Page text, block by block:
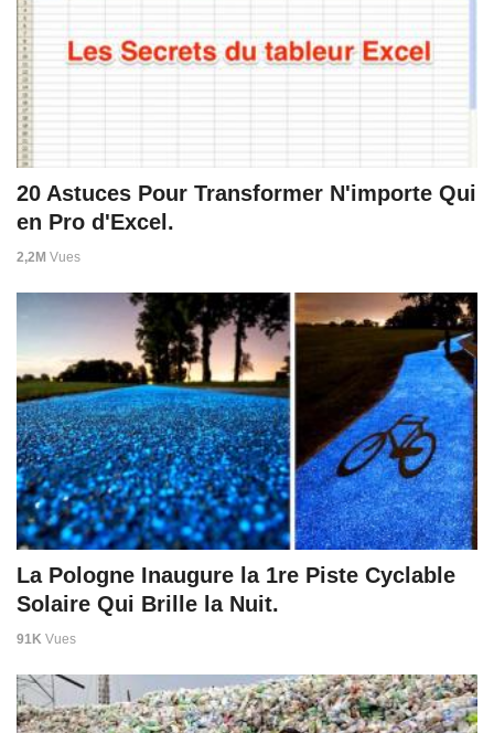
20 Astuces Pour Transformer N'importe Qui
en Pro d'Excel.
2,2M Vues
La Pologne Inaugure la 1re Piste Cyclable
Solaire Qui Brille la Nuit.
91K Vues